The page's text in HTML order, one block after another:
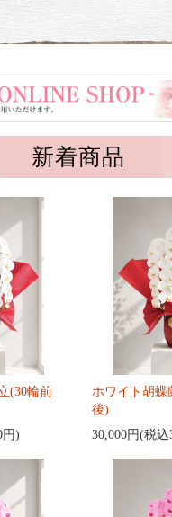
新着商品
(30輪前
円)
ホワイト胡蝶
後)
30,000円(税込